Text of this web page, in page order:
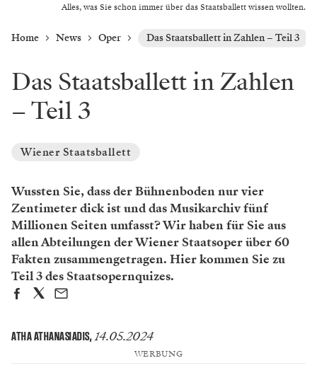
Alles, was Sie schon immer über das Staatsballett wissen wollten.
Home News Oper Das Staatsballett in Zahlen – Teil 3
Das Staatsballett in Zahlen
– Teil 3
Wiener Staatsballett
Wussten Sie, dass der Bühnenboden nur vier
Zentimeter dick ist und das Musikarchiv fünf
Millionen Seiten umfasst? Wir haben für Sie aus
allen Abteilungen der Wiener Staatsoper über 60
Fakten zusammengetragen. Hier kommen Sie zu
Teil 3 des Staatsopernquizes.
ATHA ATHANASIADIS, 14.05.2024
WERBUNG